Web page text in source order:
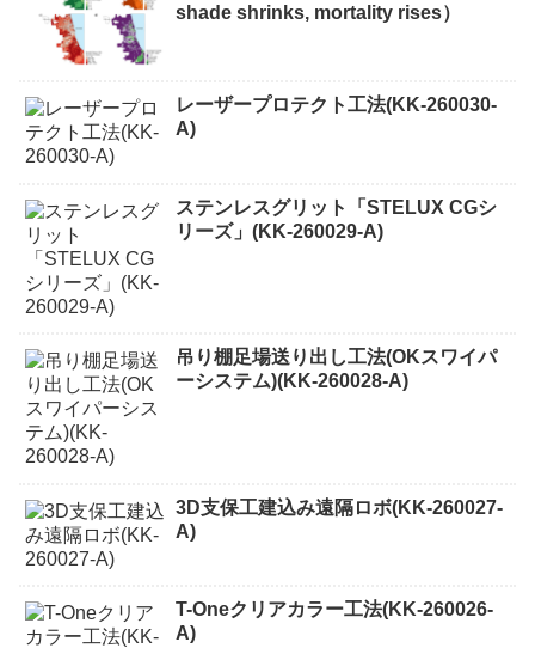
shade shrinks, mortality rises）
レーザープロテクト⼯法(KK-260030-
A)
ステンレスグリット「STELUX CGシ
リーズ」(KK-260029-A)
吊り棚足場送り出し工法(OKスワイパ
ーシステム)(KK-260028-A)
3D支保工建込み遠隔ロボ(KK-260027-
A)
T-Oneクリアカラー工法(KK-260026-
A)